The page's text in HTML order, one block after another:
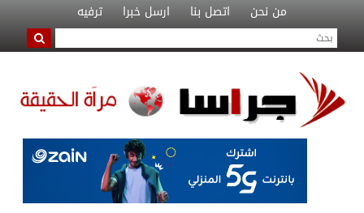
من نحن اتصل بنا ارسل خبرا ترفيه